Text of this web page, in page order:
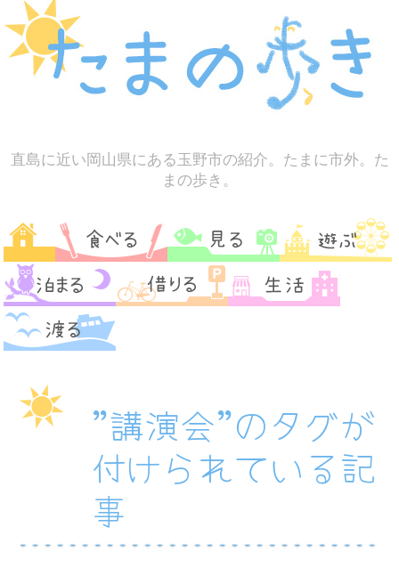
直島に近い岡山県にある玉野市の紹介。たまに市外。た
まの歩き。
”講演会”のタグが
付けられている記
事